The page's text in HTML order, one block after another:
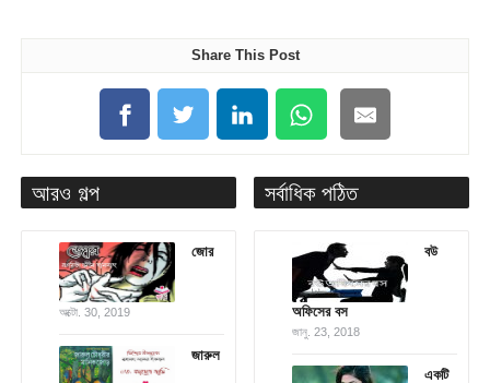
Share This Post
আরও গল্প
জোর
অক্টো. 30, 2019
জারুল
সর্বাধিক পঠিত
বউ
অফিসের বস
জানু. 23, 2018
একটি